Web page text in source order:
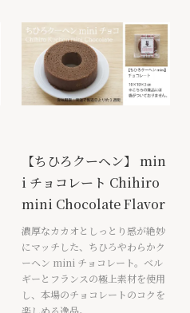
【ちひろクーヘン】 min
i チョコレート Chihiro
mini Chocolate Flavor
濃厚なカカオとしっとり感が絶妙
にマッチした、ちひろやわらかク
ーヘン mini チョコレート。ベル
ギーとフランスの極上素材を使用
し、本場のチョコレートのコクを
楽しめる逸品。